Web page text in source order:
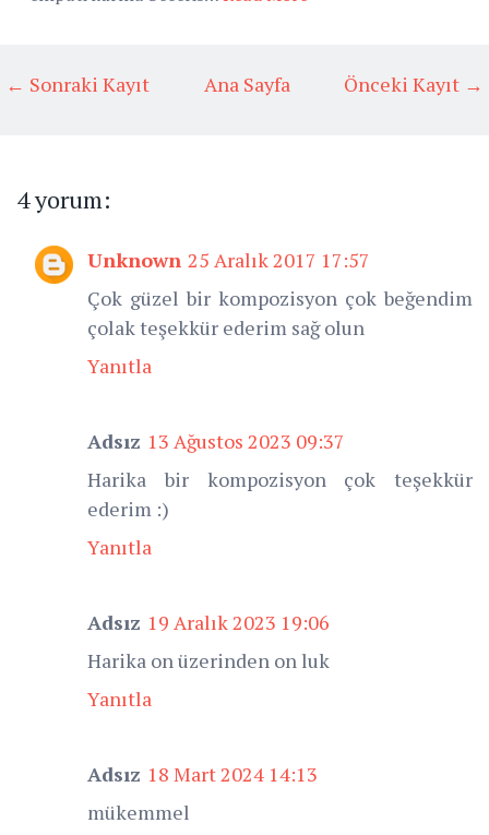
← Sonraki Kayıt Önceki Kayıt →
Ana Sayfa
4 yorum:
Unknown 25 Aralık 2017 17:57
Çok güzel bir kompozisyon çok beğendim
çolak teşekkür ederim sağ olun
Yanıtla
Adsız 13 Ağustos 2023 09:37
Harika bir kompozisyon çok teşekkür
ederim :)
Yanıtla
Adsız 19 Aralık 2023 19:06
Harika on üzerinden on luk
Yanıtla
Adsız 18 Mart 2024 14:13
mükemmel